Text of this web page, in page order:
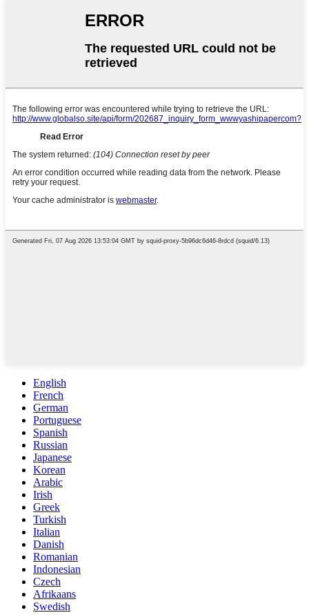
English
French
German
Portuguese
Spanish
Russian
Japanese
Korean
Arabic
Irish
Greek
Turkish
Italian
Danish
Romanian
Indonesian
Czech
Afrikaans
Swedish